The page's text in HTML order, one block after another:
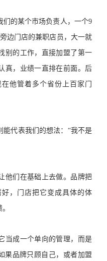
的某个市场负责人，一个9
边门店的兼职店员，大一就
别的工作，直接加盟了第一
真，业绩一直排在前面。后
他管着多个省份上百家门
代表我们的想法：“我不是
他们在基础上去做。品牌把
，门店把它变成具体的体
当成一个单向的管理，而是
果品牌只顾自己，或者加盟